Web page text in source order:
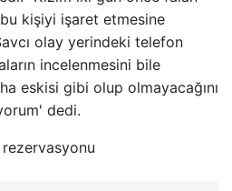
kişiyi işaret etmesine
olay yerindeki telefon
incelenmesini bile
eskisi gibi olup olmayacağını
dedi.